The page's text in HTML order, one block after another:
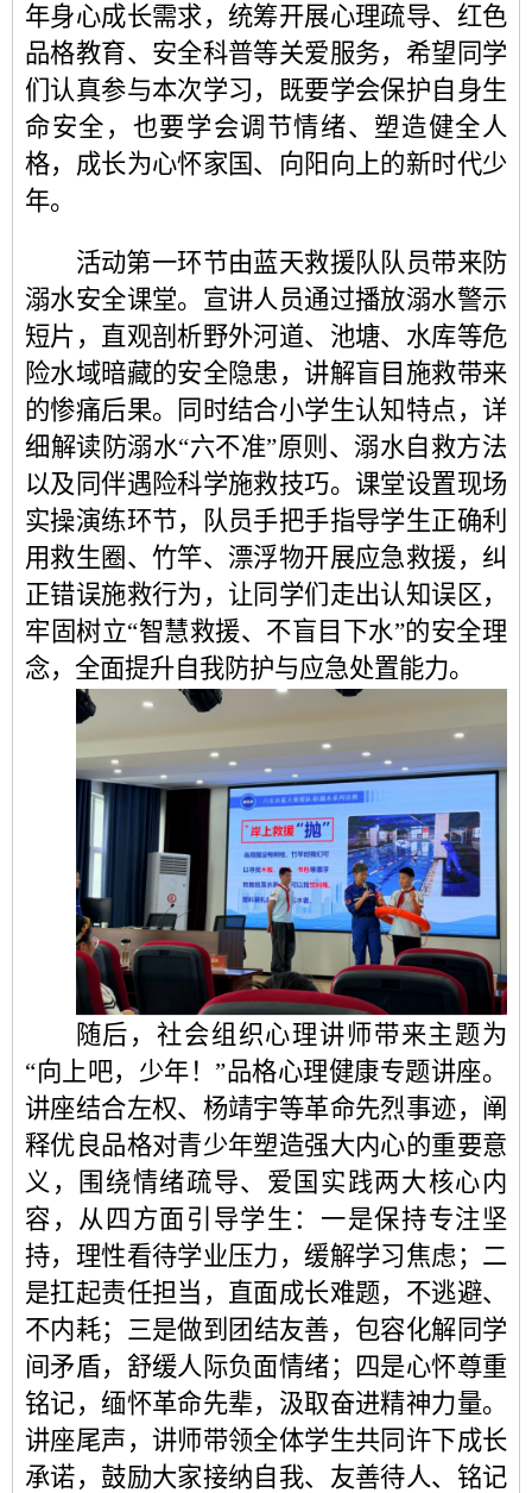
年身心成长需求，统筹开展心理疏导、红色
品格教育、安全科普等关爱服务，希望同学
们认真参与本次学习，既要学会保护自身生
命安全，也要学会调节情绪、塑造健全人
格，成长为心怀家国、向阳向上的新时代少
年。
活动第一环节由蓝天救援队队员带来防
溺水安全课堂。宣讲人员通过播放溺水警示
短片，直观剖析野外河道、池塘、水库等危
险水域暗藏的安全隐患，讲解盲目施救带来
的惨痛后果。同时结合小学生认知特点，详
细解读防溺水“六不准”原则、溺水自救方法
以及同伴遇险科学施救技巧。课堂设置现场
实操演练环节，队员手把手指导学生正确利
用救生圈、竹竿、漂浮物开展应急救援，纠
正错误施救行为，让同学们走出认知误区，
牢固树立“智慧救援、不盲目下水”的安全理
念，全面提升自我防护与应急处置能力。
随后，社会组织心理讲师带来主题为
“向上吧，少年！”品格心理健康专题讲座。
讲座结合左权、杨靖宇等革命先烈事迹，阐
释优良品格对青少年塑造强大内心的重要意
义，围绕情绪疏导、爱国实践两大核心内
容，从四方面引导学生：一是保持专注坚
持，理性看待学业压力，缓解学习焦虑；二
是扛起责任担当，直面成长难题，不逃避、
不内耗；三是做到团结友善，包容化解同学
间矛盾，舒缓人际负面情绪；四是心怀尊重
铭记，缅怀革命先辈，汲取奋进精神力量。
讲座尾声，讲师带领全体学生共同许下成长
承诺，鼓励大家接纳自我、友善待人、铭记